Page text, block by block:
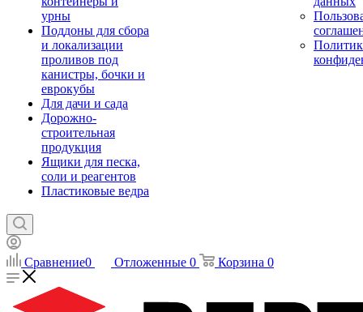
урны
Поддоны для сбора
и локализации
проливов под
канистры, бочки и
еврокубы
Для дачи и сада
Дорожно-
строительная
продукция
Ящики для песка,
соли и реагентов
Пластиковые ведра
Сравнение0 Отложенные 0 Корзина 0